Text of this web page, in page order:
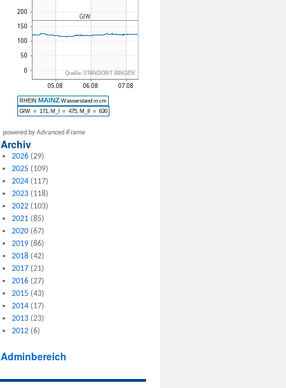
powered by Advanced iFrame
Archiv
2026(29)
2025(109)
2024(117)
2023(118)
2022(103)
2021(85)
2020(67)
2019(86)
2018(42)
2017(21)
2016(27)
2015(43)
2014(17)
2013(23)
2012(6)
Adminbereich